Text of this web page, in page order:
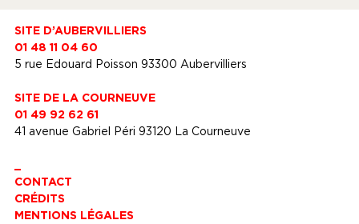
SITE D’AUBERVILLIERS
01 48 11 04 60
5 rue Edouard Poisson 93300 Aubervilliers
SITE DE LA COURNEUVE
01 49 92 62 61
41 avenue Gabriel Péri 93120 La Courneuve
CONTACT
CRÉDITS
MENTIONS LÉGALES